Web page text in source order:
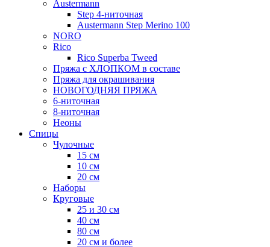
Austermann
Step 4-ниточная
Austermann Step Merino 100
NORO
Rico
Rico Superba Tweed
Пряжа с ХЛОПКОМ в составе
Пряжа для окрашивания
НОВОГОДНЯЯ ПРЯЖА
6-ниточная
8-ниточная
Неоны
Спицы
Чулочные
15 см
10 см
20 см
Наборы
Круговые
25 и 30 см
40 см
80 см
20 см и более